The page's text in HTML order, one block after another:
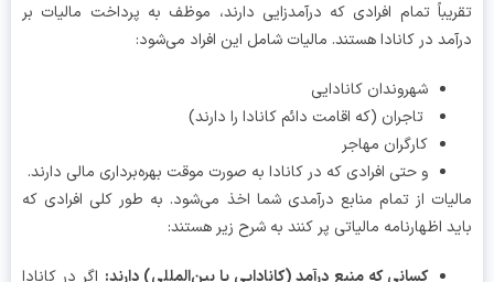
تمام افرادی که درآمدزایی دارند، موظف به پرداخت مالیات بر
در کانادا هستند. مالیات شامل این افراد می‌شود:
شهروندان کانادایی
تاجران (که اقامت دائم کانادا را دارند)
کارگران مهاجر
و حتی افرادی که در کانادا به صورت موقت بهره‌برداری مالی دارند.
از تمام منابع درآمدی شما اخذ می‌شود. به طور کلی افرادی که
اظهارنامه مالیاتی پر کنند به شرح زیر هستند: